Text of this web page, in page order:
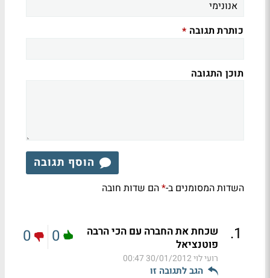
כותרת תגובה *
תוכן התגובה
הוסף תגובה
השדות המסומנים ב-*הם שדות חובה
1
.
שכחת את החברה עם הכי הרבה
פוטנציאל
רועי לוי30/01/2012 00:47
הגב לתגובה זו
0
0